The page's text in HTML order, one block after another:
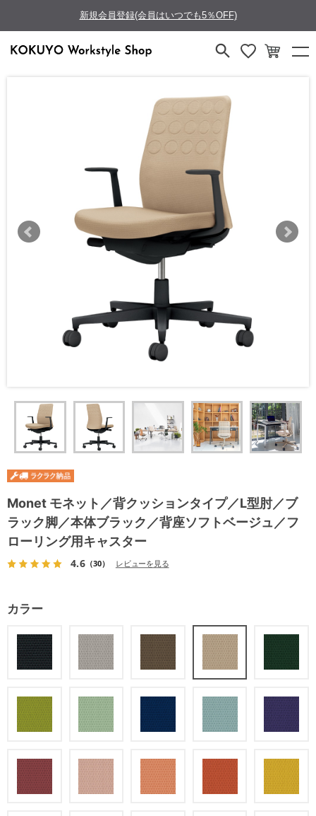
新規会員登録(会員はいつでも5％OFF)
Monet モネット／背クッションタイプ／L型肘／ブ
ラック脚／本体ブラック／背座ソフトベージュ／フ
ローリング用キャスター
4.6（30） レビューを見る
カラー